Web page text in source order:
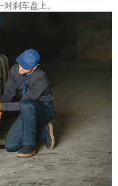
刹车盘上。